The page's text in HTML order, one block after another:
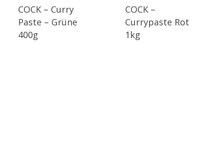
COCK – Curry
Paste – Grüne
400g
COCK –
Currypaste Rot
1kg